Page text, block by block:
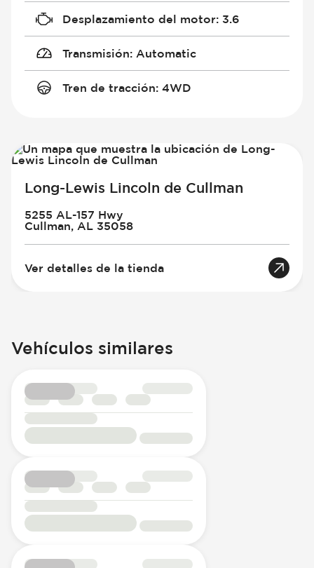
Desplazamiento del motor: 3.6
Transmisión: Automatic
Tren de tracción: 4WD
Long-Lewis Lincoln de Cullman
5255 AL-157 Hwy
Cullman, AL 35058
Ver detalles de la tienda
Vehículos similares